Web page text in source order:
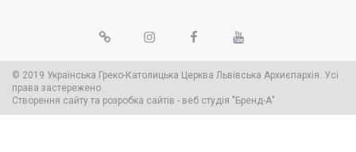
© 2019 Українська Греко-Католицька Церква Львівська Архиєпархія. Усі
права застережено.
Створення сайту та розробка сайтів - веб студія "Бренд-А"